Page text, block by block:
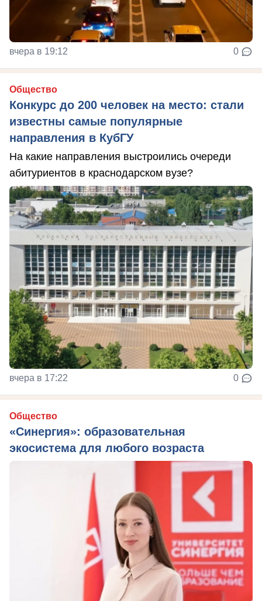
вчера в 19:12 0
Общество
Конкурс до 200 человек на место: стали
известны самые популярные
направления в КубГУ
На какие направления выстроились очереди
абитуриентов в краснодарском вузе?
вчера в 17:22 0
Общество
«Синергия»: образовательная
экосистема для любого возраста